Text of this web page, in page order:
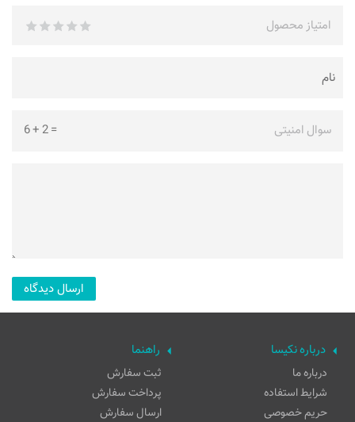
امتیاز محصول
سوال امنیتی =
2
+
6
درباره نکیسا
درباره ما
شرایط استفاده
حریم خصوصی
راهنما
ثبت سفارش
پرداخت سفارش
ارسال سفارش